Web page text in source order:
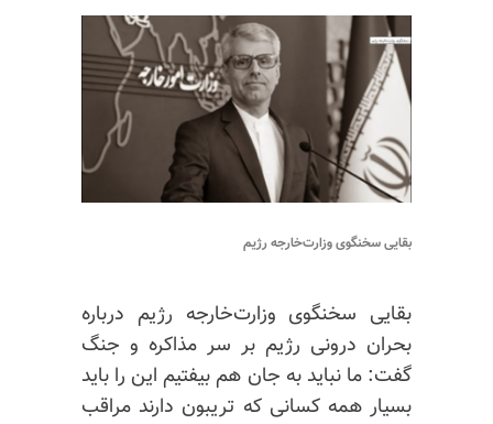
بقایی سخنگوی وزارت‌خارجه رژیم
بقایی سخنگوی وزارت‌خارجه رژیم درباره
بحران درونی رژیم بر سر مذاکره و جنگ
گفت: ما نباید به جان هم بیفتیم این را باید
بسیار همه کسانی که تریبون دارند مراقب